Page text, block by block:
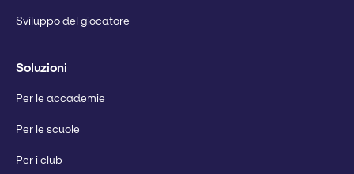
Sviluppo del giocatore
Soluzioni
Per le accademie
Per le scuole
Per i club